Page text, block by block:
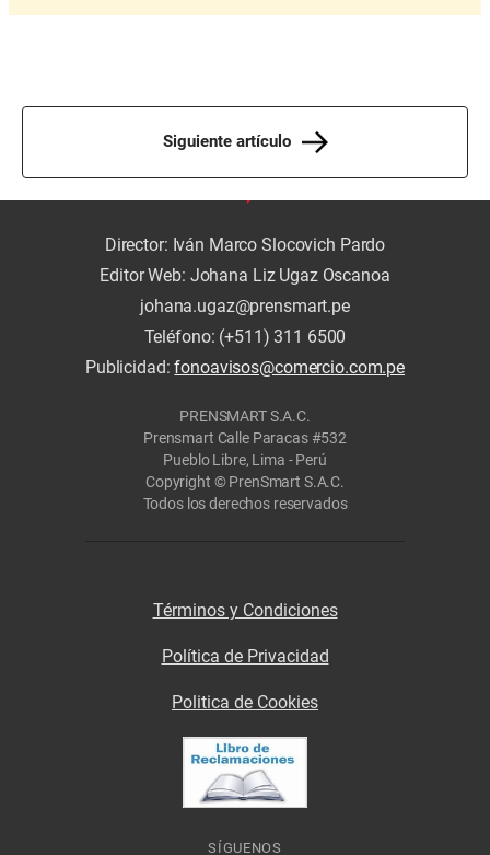
Siguiente artículo
Director: Iván Marco Slocovich Pardo
Editor Web: Johana Liz Ugaz Oscanoa
johana.ugaz@prensmart.pe
Teléfono: (+511) 311 6500
Publicidad:fonoavisos@comercio.com.pe
PRENSMART S.A.C.
Prensmart Calle Paracas #532
Pueblo Libre, Lima - Perú
Copyright © PrenSmart S.A.C.
Todos los derechos reservados
Términos y Condiciones
Política de Privacidad
Politica de Cookies
SÍGUENOS